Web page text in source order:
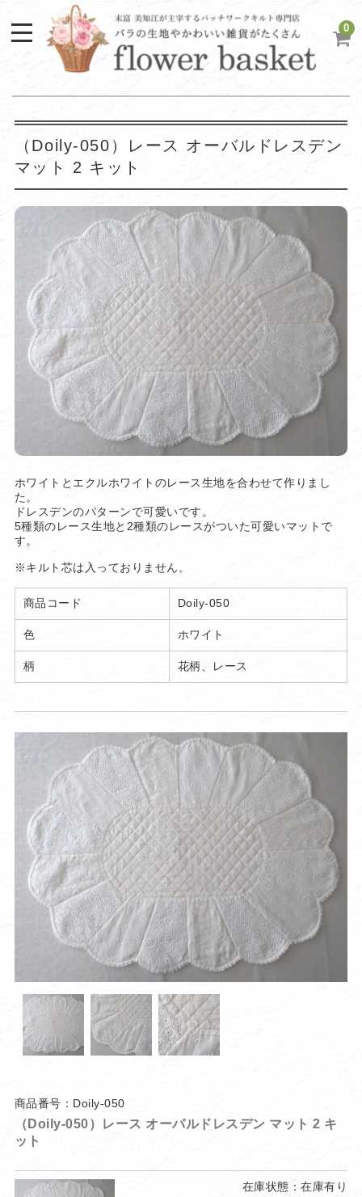
0
（Doily-050）レース オーバルドレスデン
マット 2 キット
ホワイトとエクルホワイトのレース生地を合わせて作りまし
た。
ドレスデンのパターンで可愛いです。
5種類のレース生地と2種類のレースがついた可愛いマットで
す。
※キルト芯は入っておりません。
商品コード Doily-050
色 ホワイト
柄 花柄、レース
商品番号：Doily-050
（Doily-050）レース オーバルドレスデン マット 2 キ
ット
在庫状態：在庫有り